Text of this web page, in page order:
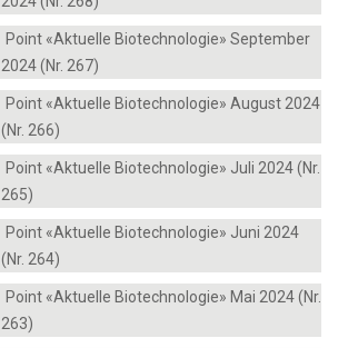
Point «Aktuelle Biotechnologie» September
2024 (Nr. 267)
Point «Aktuelle Biotechnologie» August 2024
(Nr. 266)
Point «Aktuelle Biotechnologie» Juli 2024 (Nr.
265)
Point «Aktuelle Biotechnologie» Juni 2024
(Nr. 264)
Point «Aktuelle Biotechnologie» Mai 2024 (Nr.
263)